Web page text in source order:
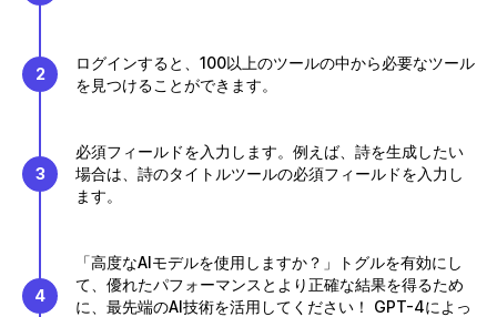
2
ログインすると、100以上のツールの中から必要なツール
を見つけることができます。
3
必須フィールドを入力します。例えば、詩を生成したい
場合は、詩のタイトルツールの必須フィールドを入力し
ます。
4
「高度なAIモデルを使用しますか？」トグルを有効にし
て、優れたパフォーマンスとより正確な結果を得るため
に、最先端のAI技術を活用してください！ GPT-4によっ